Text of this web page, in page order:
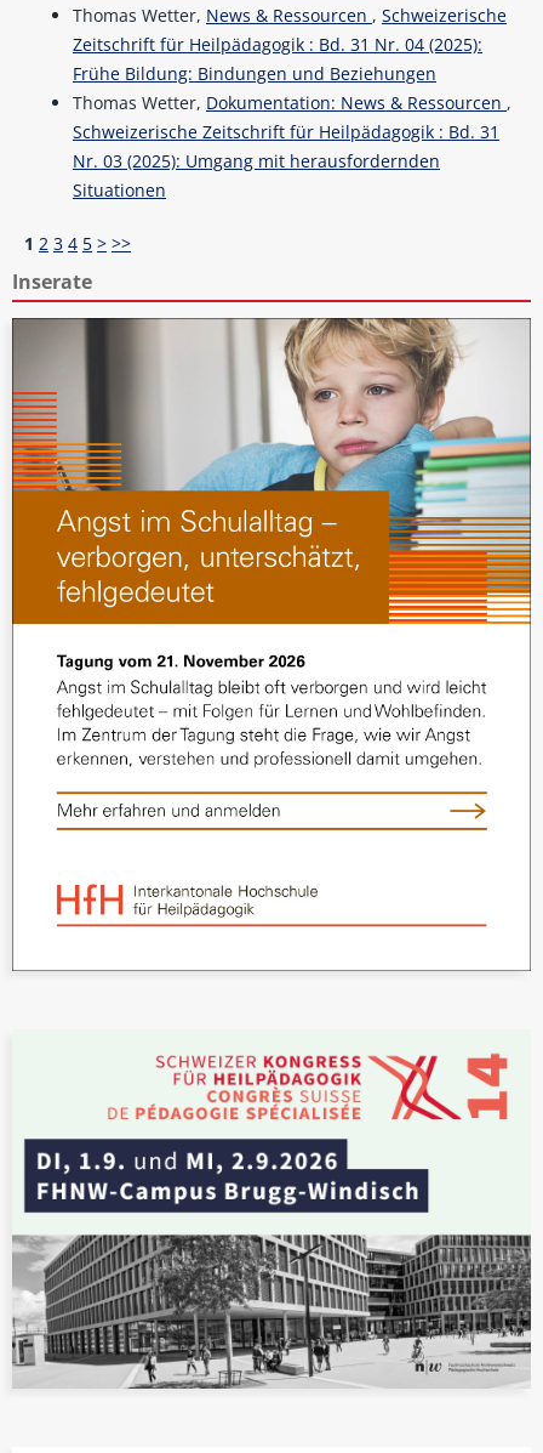
Thomas Wetter, News & Ressourcen , Schweizerische
Zeitschrift für Heilpädagogik : Bd. 31 Nr. 04 (2025):
Frühe Bildung: Bindungen und Beziehungen
Thomas Wetter, Dokumentation: News & Ressourcen ,
Schweizerische Zeitschrift für Heilpädagogik : Bd. 31
Nr. 03 (2025): Umgang mit herausfordernden
Situationen
1 2 3 4 5 > >>
Inserate